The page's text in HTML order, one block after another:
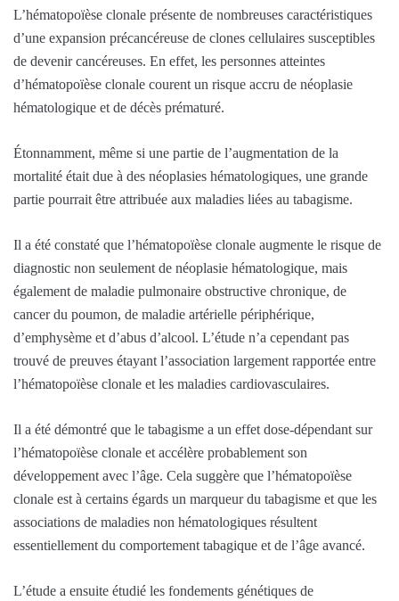
L’hématopoïèse clonale présente de nombreuses caractéristiques
d’une expansion précancéreuse de clones cellulaires susceptibles
de devenir cancéreuses. En effet, les personnes atteintes
d’hématopoïèse clonale courent un risque accru de néoplasie
hématologique et de décès prématuré.
Étonnamment, même si une partie de l’augmentation de la
mortalité était due à des néoplasies hématologiques, une grande
partie pourrait être attribuée aux maladies liées au tabagisme.
Il a été constaté que l’hématopoïèse clonale augmente le risque de
diagnostic non seulement de néoplasie hématologique, mais
également de maladie pulmonaire obstructive chronique, de
cancer du poumon, de maladie artérielle périphérique,
d’emphysème et d’abus d’alcool. L’étude n’a cependant pas
trouvé de preuves étayant l’association largement rapportée entre
l’hématopoïèse clonale et les maladies cardiovasculaires.
Il a été démontré que le tabagisme a un effet dose-dépendant sur
l’hématopoïèse clonale et accélère probablement son
développement avec l’âge. Cela suggère que l’hématopoïèse
clonale est à certains égards un marqueur du tabagisme et que les
associations de maladies non hématologiques résultent
essentiellement du comportement tabagique et de l’âge avancé.
L’étude a ensuite étudié les fondements génétiques de